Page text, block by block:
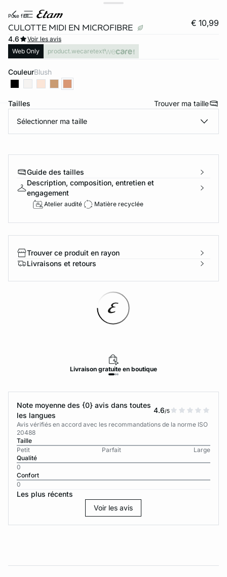
pure fit®
CULOTTE MIDI EN MICROFIBRE € 10,99
4.6
Voir les avis
Web Only
product.wecaretext
Couleur blush
Tailles Trouver ma taille
Sélectionner ma taille
Guide des tailles
Description, composition, entretien et
engagement
Atelier audité Matière recyclée
Trouver ce produit en rayon
Livraisons et retours
Livraison gratuite en boutique
Note moyenne des {0} avis dans toutes
les langues
4.6/5
Avis vérifiés en accord avec les recommandations de la norme ISO
20488
Taille
Petit
Parfait
Large
Qualité
0
Confort
0
Les plus récents
Voir les avis